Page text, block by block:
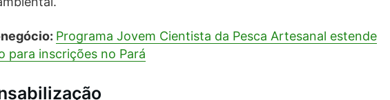
Programa Jovem Cientista da Pesca Artesanal estende
para inscrições no Pará